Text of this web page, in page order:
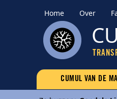
Home Over
CUMUL VAN DE